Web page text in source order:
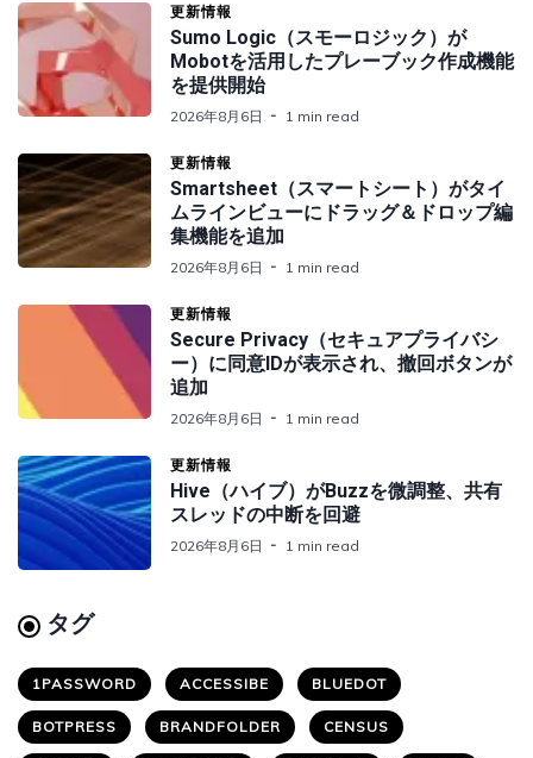
更新情報
Sumo Logic（スモーロジック）が
Mobotを活用したプレーブック作成機能
を提供開始
2026年8月6日 1 min read
更新情報
Smartsheet（スマートシート）がタイ
ムラインビューにドラッグ＆ドロップ編
集機能を追加
2026年8月6日 1 min read
更新情報
Secure Privacy（セキュアプライバシ
ー）に同意IDが表示され、撤回ボタンが
追加
2026年8月6日 1 min read
更新情報
Hive（ハイブ）がBuzzを微調整、共有
スレッドの中断を回避
2026年8月6日 1 min read
タグ
1PASSWORD ACCESSIBE BLUEDOT
BOTPRESS BRANDFOLDER CENSUS